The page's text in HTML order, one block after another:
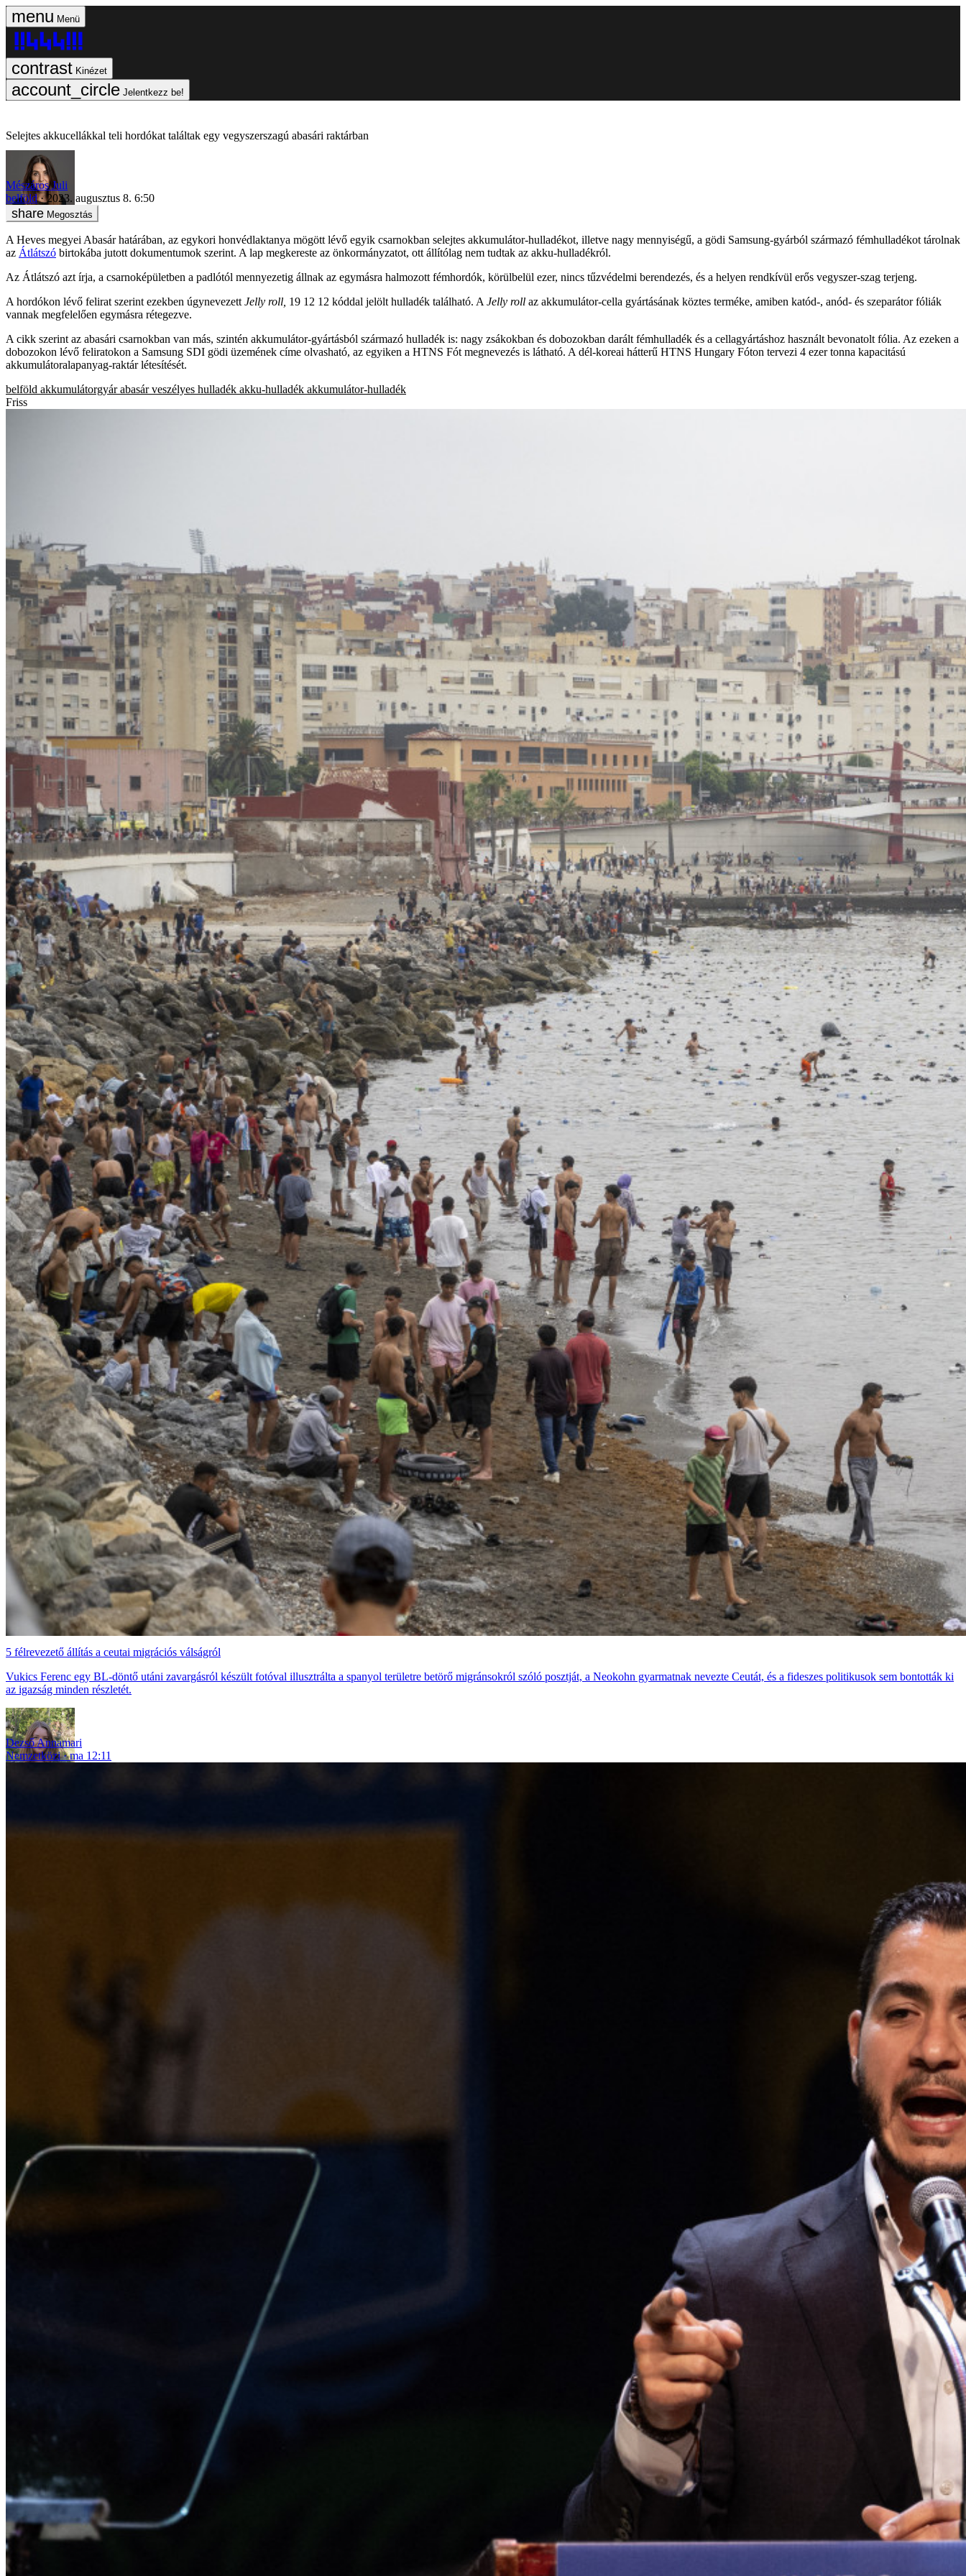
Menü
Kinézet
Jelentkezz be!
Selejtes akkucellákkal teli hordókat találtak egy vegyszerszagú abasári raktárban
Mészáros Juli
belföld
2023. augusztus 8. 6:50
Megosztás
A Heves megyei Abasár határában, az egykori honvédlaktanya mögött lévő egyik csarnokban selejtes akkumulátor-hulladékot, illetve nagy mennyiségű, a gödi Samsung-gyárból származó fémhulladékot tárolnak
az Átlátszó birtokába jutott dokumentumok szerint. A lap megkereste az önkormányzatot, ott állítólag nem tudtak az akku-hulladékról.
Az Átlátszó azt írja, a csarnoképületben a padlótól mennyezetig állnak az egymásra halmozott fémhordók, körülbelül ezer, nincs tűzvédelmi berendezés, és a helyen rendkívül erős vegyszer-szag terjeng.
A hordókon lévő felirat szerint ezekben úgynevezett Jelly roll, 19 12 12 kóddal jelölt hulladék található. A Jelly roll az akkumulátor-cella gyártásának köztes terméke, amiben katód-, anód- és szeparátor fóliák
vannak megfelelően egymásra rétegezve.
A cikk szerint az abasári csarnokban van más, szintén akkumulátor-gyártásból származó hulladék is: nagy zsákokban és dobozokban darált fémhulladék és a cellagyártáshoz használt bevonatolt fólia. Az ezeken a
dobozokon lévő feliratokon a Samsung SDI gödi üzemének címe olvasható, az egyiken a HTNS Fót megnevezés is látható. A dél-koreai hátterű HTNS Hungary Fóton tervezi 4 ezer tonna kapacitású
akkumulátoralapanyag-raktár létesítését.
belföld akkumulátorgyár abasár veszélyes hulladék akku-hulladék akkumulátor-hulladék
Friss
5 félrevezető állítás a ceutai migrációs válságról
Vukics Ferenc egy BL-döntő utáni zavargásról készült fotóval illusztrálta a spanyol területre betörő migránsokról szóló posztját, a Neokohn gyarmatnak nevezte Ceutát, és a fideszes politikusok sem bontották ki
az igazság minden részletét.
Dezső Annamari
Nemzetközi
ma 12:11